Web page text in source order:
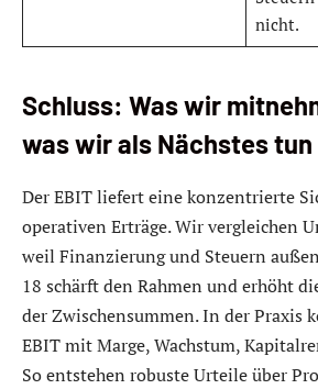
nicht.
Schluss: Was wir
was wir als Nächstes tun
Der EBIT liefert eine konzentrierte
operativen Erträge. Wir vergleichen
weil Finanzierung und Steuern
18 schärft den Rahmen und erhöht
der Zwischensummen. In der Praxis
EBIT mit Marge, Wachstum,
So entstehen robuste Urteile über